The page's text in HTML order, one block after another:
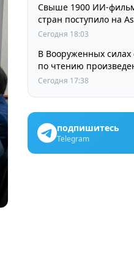
Свыше 1900 ИИ-
стран поступило на
Сегодня 18:03
В Вооруженных силах
по чтению
Сегодня 17:38
подпишитесь
Telegram